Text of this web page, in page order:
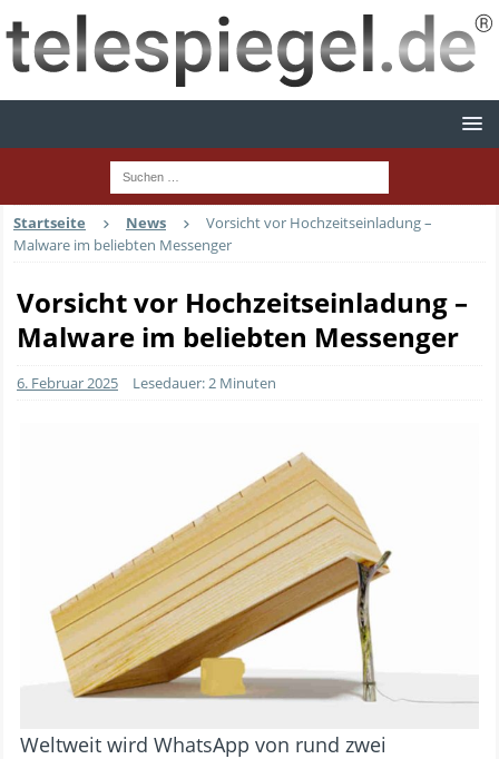
Startseite News
Vorsicht vor Hochzeitseinladung –
Malware im beliebten Messenger
Vorsicht vor Hochzeitseinladung –
Malware im beliebten Messenger
6. Februar 2025 Lesedauer: 2 Minuten
Weltweit wird WhatsApp von rund zwei